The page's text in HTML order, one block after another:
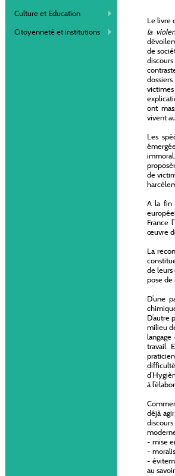
Culture et Education
Citoyenneté et institutions
Le livre
la
de
ont
vivent
Les
de
A la fin
France
œuvre
La
de leurs
pose de
D’une
D’autre
milieu
travail.
à
déjà
- mise
-
-
au